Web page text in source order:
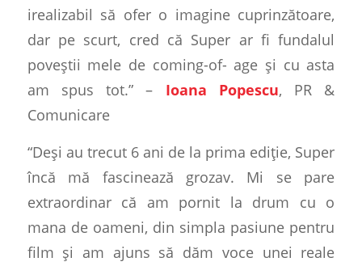
irealizabil să ofer o imagine cuprinzătoare,
dar pe scurt, cred că Super ar fi fundalul
poveștii mele de coming-of- age și cu asta
am spus tot.” – Ioana Popescu, PR &
Comunicare
“Deși au trecut 6 ani de la prima ediție, Super
încă mă fascinează grozav. Mi se pare
extraordinar că am pornit la drum cu o
mana de oameni, din simpla pasiune pentru
film și am ajuns să dăm voce unei reale